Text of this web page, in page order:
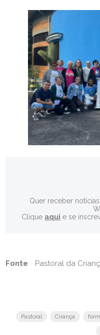
Quer receber
Clique aqui e se
Fonte Pastoral da
Pastoral Criança